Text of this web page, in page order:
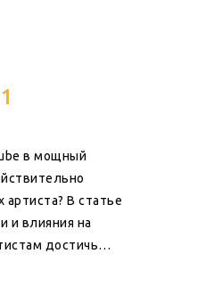
в мощный
В статье
и влияния на
достичь